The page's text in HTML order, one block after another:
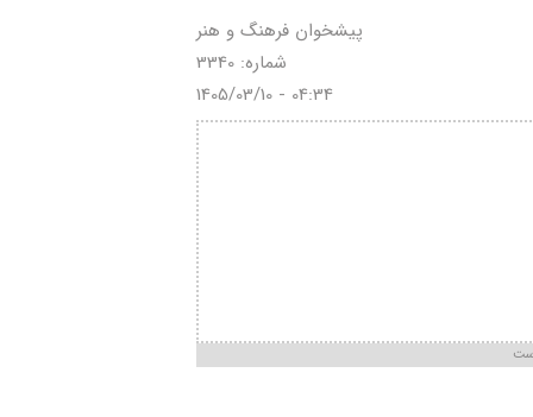
پیشخوان فرهنگ و هنر
شماره: 3340
1405/03/10 - 04:34